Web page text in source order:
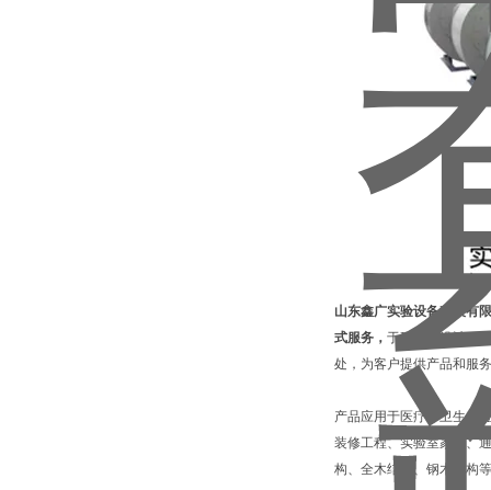
山东鑫广实验设备科技有
式服务， 于研发、设计、
处，为客户提供产品和服
产品应用于医疗、卫生、
装修工程、实验室家具、
构、全木结构、钢木结构